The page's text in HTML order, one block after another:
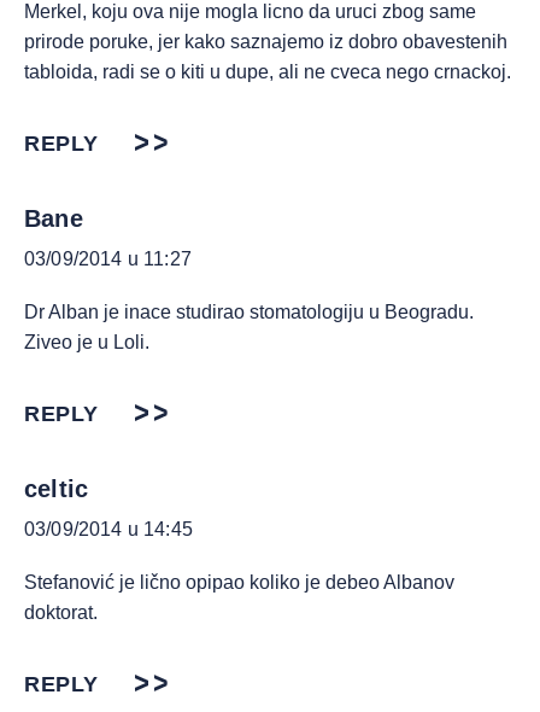
Merkel, koju ova nije mogla licno da uruci zbog same
prirode poruke, jer kako saznajemo iz dobro obavestenih
tabloida, radi se o kiti u dupe, ali ne cveca nego crnackoj.
REPLY
Bane
03/09/2014 u 11:27
Dr Alban je inace studirao stomatologiju u Beogradu.
Ziveo je u Loli.
REPLY
celtic
03/09/2014 u 14:45
Stefanović je lično opipao koliko je debeo Albanov
doktorat.
REPLY